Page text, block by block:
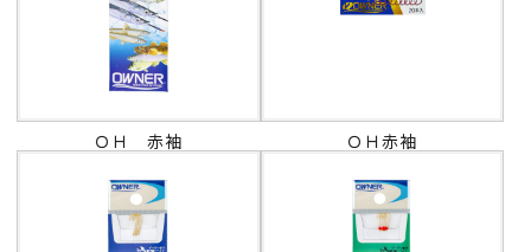
ＯＨ 赤袖 ＯＨ赤袖